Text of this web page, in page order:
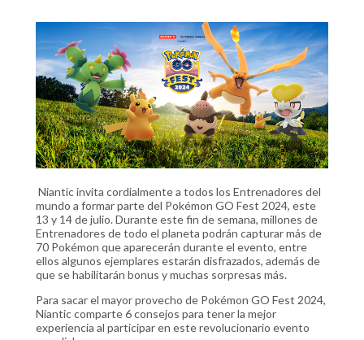
Niantic invita cordialmente a todos los Entrenadores del
mundo a formar parte del Pokémon GO Fest 2024, este
13 y 14 de julio. Durante este fin de semana, millones de
Entrenadores de todo el planeta podrán capturar más de
70 Pokémon que aparecerán durante el evento, entre
ellos algunos ejemplares estarán disfrazados, además de
que se habilitarán bonus y muchas sorpresas más.
Para sacar el mayor provecho de Pokémon GO Fest 2024,
Niantic comparte 6 consejos para tener la mejor
experiencia al participar en este revolucionario evento